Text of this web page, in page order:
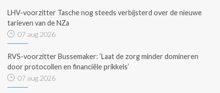
LHV-voorzitter Tasche nog steeds verbijsterd over de nieuwe
tarieven van de NZa
07 aug 2026
RVS-voorzitter Bussemaker: ‘Laat de zorg minder domineren
door protocollen en financiële prikkels’
07 aug 2026